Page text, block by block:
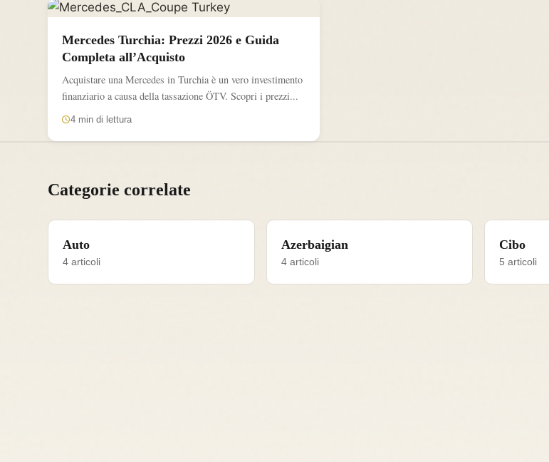
Mercedes Turchia: Prezzi 2026 e Guida
Completa all’Acquisto
Acquistare una Mercedes in Turchia è un vero investimento
finanziario a causa della tassazione ÖTV. Scopri i prezzi...
4 min di lettura
Categorie correlate
Auto
4 articoli
Azerbaigian
4 articoli
Cibo
5 articoli